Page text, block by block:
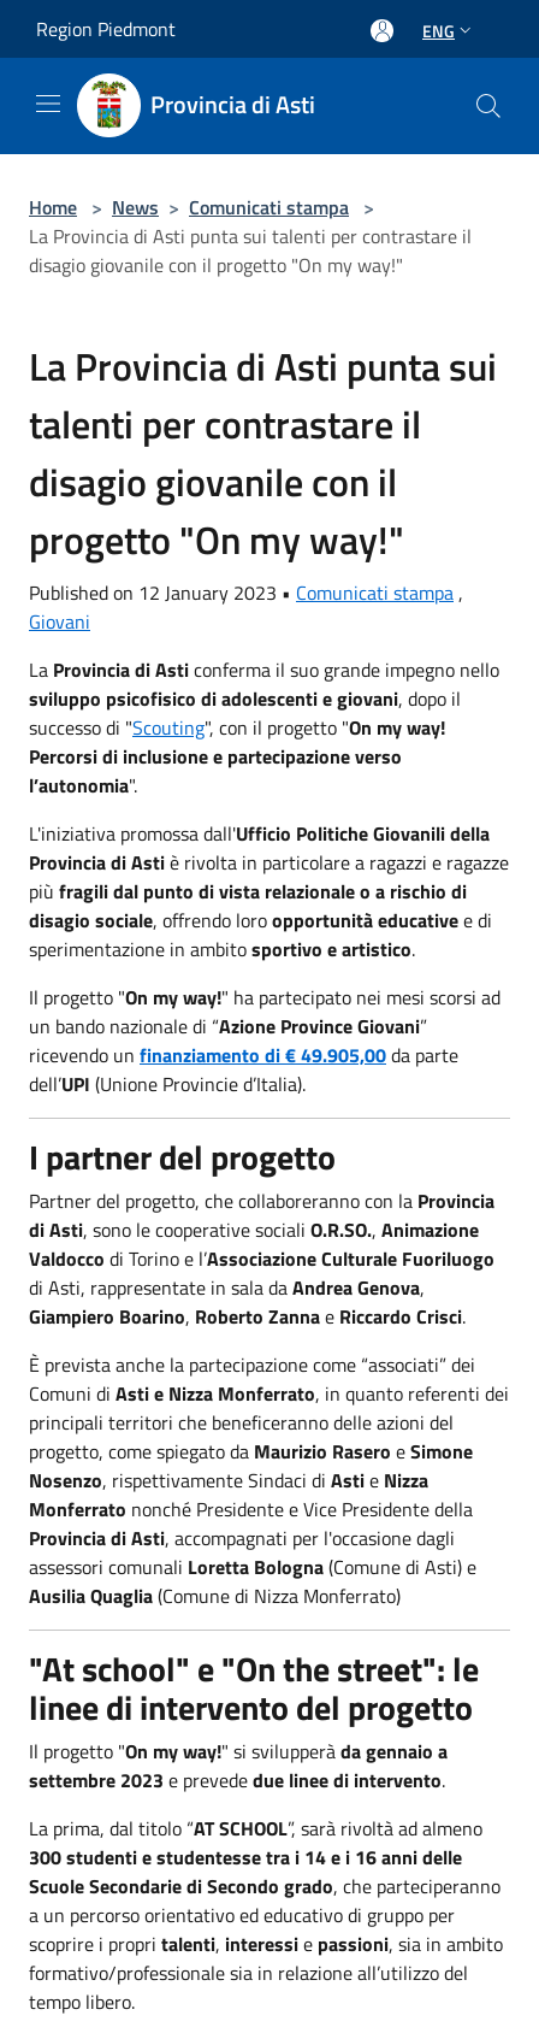
Region Piedmont ENG
Provincia di Asti
Home > News > Comunicati stampa >
La Provincia di Asti punta sui talenti per contrastare il
disagio giovanile con il progetto "On my way!"
La Provincia di Asti punta sui
talenti per contrastare il
disagio giovanile con il
progetto "On my way!"
Published on 12 January 2023 • Comunicati stampa ,
Giovani
La Provincia di Asticonferma il suo grande impegno nello
sviluppo psicofisico di adolescenti e giovani, dopo il
successo di "Scouting", con il progetto "On my way!
Percorsi di inclusione e partecipazione verso
l’autonomia".
L'iniziativa promossa dall'Ufficio Politiche Giovanili della
Provincia di Astiè rivolta in particolare a ragazzi e ragazze
più fragili dal punto di vista relazionale o a rischio di
disagio sociale, offrendo loroopportunità educativee di
sperimentazione in ambitosportivo e artistico.
Il progetto "On my way!" ha partecipato nei mesi scorsi ad
un bando nazionale di “Azione Province Giovani”
ricevendo un finanziamento di € 49.905,00da parte
dell’UPI (Unione Provincie d’Italia).
I partner del progetto
Partner del progetto, che collaboreranno con la Provincia
di Asti, sono le cooperative sociali O.R.SO., Animazione
Valdocco di Torino e l’Associazione Culturale Fuoriluogo
di Asti, rappresentate in sala daAndrea Genova,
Giampiero Boarino, Roberto Zannae Riccardo Crisci.
È prevista anche la partecipazione come “associati” dei
Comuni di Asti e Nizza Monferrato, in quanto referenti dei
principali territori che beneficeranno delle azioni del
progetto, come spiegato da Maurizio Rasero eSimone
Nosenzo, rispettivamente Sindaci di Astie Nizza
Monferrato nonché Presidente e Vice Presidente della
Provincia di Asti, accompagnati per l'occasione dagli
assessori comunali Loretta Bologna(Comune di Asti) e
Ausilia Quaglia(Comune di Nizza Monferrato)
"At school" e "On the street": le
linee di intervento del progetto
Il progetto "On my way!" si svilupperàda gennaio a
settembre 2023 e prevededue linee di intervento.
La prima, dal titolo “AT SCHOOL”, sarà rivoltà ad almeno
300 studenti e studentesse tra i 14 e i 16 annidelle
Scuole Secondarie di Secondo grado, che parteciperanno
a un percorso orientativo ed educativo di gruppo per
scoprire i propri talenti, interessie passioni, sia in ambito
formativo/professionale sia in relazione all’utilizzo del
tempo libero.